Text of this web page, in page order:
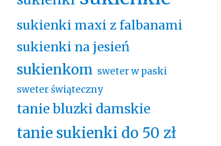
sukienki maxi z falbanami
sukienki na jesień
sukienkom sweter w paski
sweter świąteczny
tanie bluzki damskie
tanie sukienki do 50 zł